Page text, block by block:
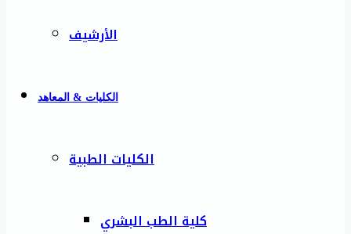
الأرشيف
الكليات & المعاهد
الكليات الطبية
كلية الطب البشري